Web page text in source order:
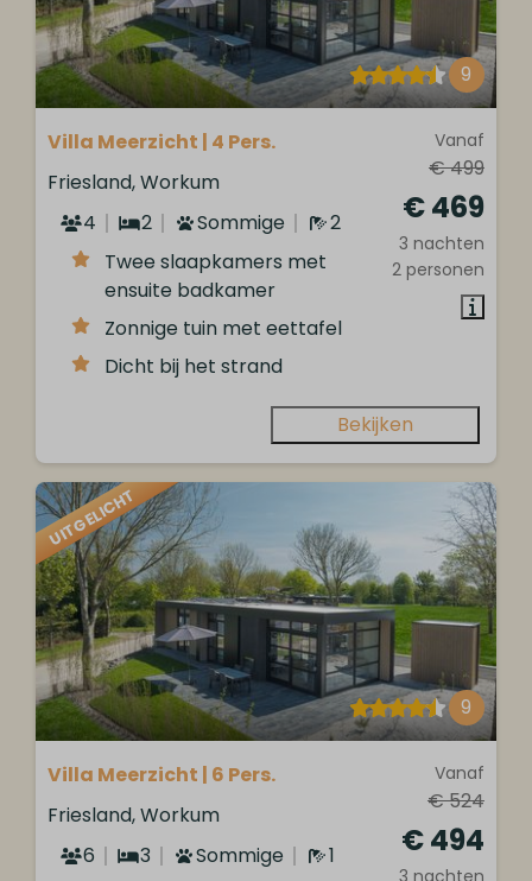
9
Vanaf
€ 499
€ 469
3 nachten
2 personen
Villa Meerzicht | 4 Pers.
Friesland, Workum
4
2 Sommige
2
Twee slaapkamers met
ensuite badkamer
Zonnige tuin met eettafel
Dicht bij het strand
Bekijken
UITGELICHT
9
Vanaf
€ 524
€ 494
3 nachten
Villa Meerzicht | 6 Pers.
Friesland, Workum
6
3 Sommige
1